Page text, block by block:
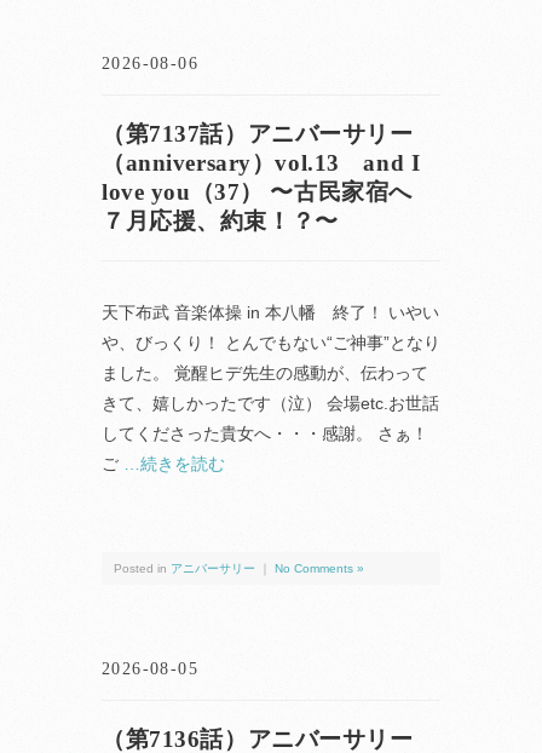
2026-08-06
（第7137話）アニバーサリー
（anniversary）vol.13 and I
love you（37） 〜古民家宿へ
７月応援、約束！？〜
天下布武 音楽体操 in 本八幡 終了！ いやい
や、びっくり！ とんでもない“ご神事”となり
ました。 覚醒ヒデ先生の感動が、伝わって
きて、嬉しかったです（泣） 会場etc.お世話
してくださった貴女へ・・・感謝。 さぁ！
ご …続きを読む
Posted in アニバーサリー No Comments »
2026-08-05
（第7136話）アニバーサリー